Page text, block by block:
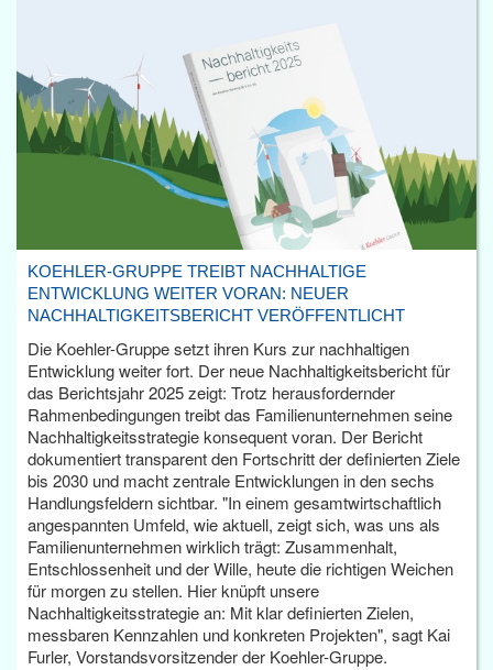
KOEHLER-GRUPPE TREIBT NACHHALTIGE
ENTWICKLUNG WEITER VORAN: NEUER
NACHHALTIGKEITSBERICHT VERÖFFENTLICHT
Die Koehler-Gruppe setzt ihren Kurs zur nachhaltigen
Entwicklung weiter fort. Der neue Nachhaltigkeitsbericht für
das Berichtsjahr 2025 zeigt: Trotz herausfordernder
Rahmenbedingungen treibt das Familienunternehmen seine
Nachhaltigkeitsstrategie konsequent voran. Der Bericht
dokumentiert transparent den Fortschritt der definierten Ziele
bis 2030 und macht zentrale Entwicklungen in den sechs
Handlungsfeldern sichtbar. "In einem gesamtwirtschaftlich
angespannten Umfeld, wie aktuell, zeigt sich, was uns als
Familienunternehmen wirklich trägt: Zusammenhalt,
Entschlossenheit und der Wille, heute die richtigen Weichen
für morgen zu stellen. Hier knüpft unsere
Nachhaltigkeitsstrategie an: Mit klar definierten Zielen,
messbaren Kennzahlen und konkreten Projekten", sagt Kai
Furler, Vorstandsvorsitzender der Koehler-Gruppe.